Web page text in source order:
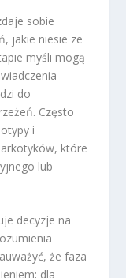
sobie
jakie niesie ze
myśli mogą
do
Często
i
które
lub
decyzje na
że faza
dla